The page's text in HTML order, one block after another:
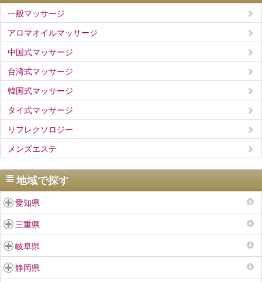
一般マッサージ
アロマオイルマッサージ
中国式マッサージ
台湾式マッサージ
韓国式マッサージ
タイ式マッサージ
リフレクソロジー
メンズエステ
地域で探す
愛知県
三重県
岐阜県
静岡県